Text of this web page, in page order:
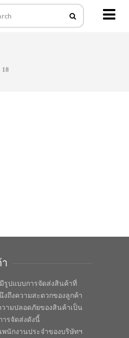
18
รูปแบบการจัดส่งสินค้าที่
งถึงความสะดวกของลูกค้า
วามปลอดภัยของสินค้าเป็น
ารจัดส่งดังนี้
พนักงานประจำของบริษัทฯ